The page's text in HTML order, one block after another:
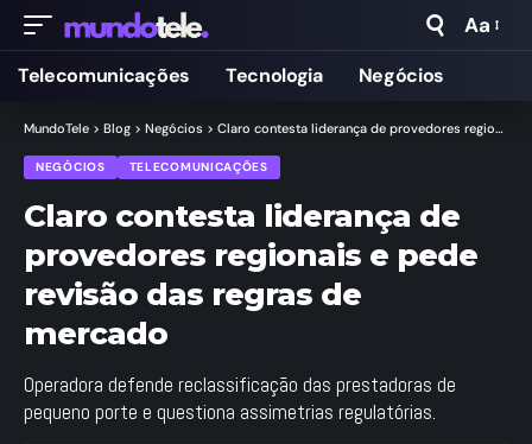
Aa
Telecomunicações Tecnologia Negócios
MundoTele > Blog > Negócios > Claro contesta liderança de provedores regionais e pede revisão das regras de mercado
NEGÓCIOS TELECOMUNICAÇÕES
Claro contesta liderança de
provedores regionais e pede
revisão das regras de
mercado
Operadora defende reclassificação das prestadoras de
pequeno porte e questiona assimetrias regulatórias.